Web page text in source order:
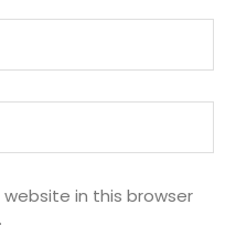
in this browser